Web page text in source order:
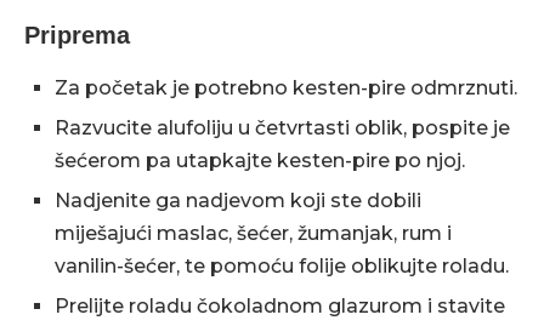
Priprema
Za početak je potrebno kesten-pire odmrznuti.
Razvucite alufoliju u četvrtasti oblik, pospite je
šećerom pa utapkajte kesten-pire po njoj.
Nadjenite ga nadjevom koji ste dobili
miješajući maslac, šećer, žumanjak, rum i
vanilin-šećer, te pomoću folije oblikujte roladu.
Prelijte roladu čokoladnom glazurom i stavite